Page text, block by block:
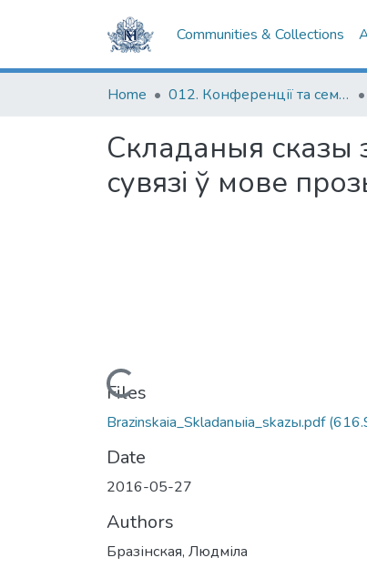
Communities & Collections
Home 012. Конференції та семінари НаУКМА
Складаныя сказы
сувязі ў мове
Loading...
Files
Brazinskaia_Skladanыia_skazы.pdf
Date
2016-05-27
Authors
Бразінская, Людміла